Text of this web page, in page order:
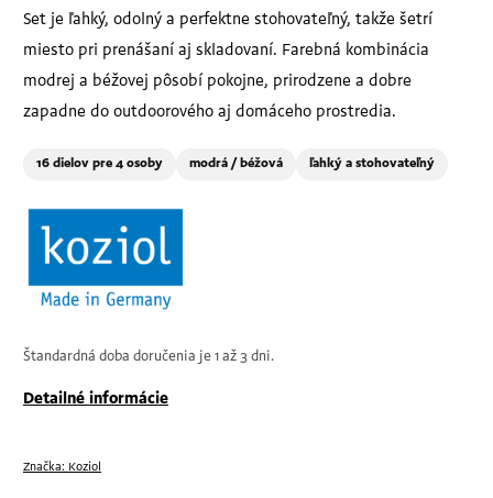
Set je ľahký, odolný a perfektne stohovateľný, takže šetrí
miesto pri prenášaní aj skladovaní. Farebná kombinácia
modrej a béžovej pôsobí pokojne, prirodzene a dobre
zapadne do outdoorového aj domáceho prostredia.
16 dielov pre 4 osoby modrá / béžová ľahký a stohovateľný
Štandardná doba doručenia je 1 až 3 dni.
Detailné informácie
Značka: Koziol